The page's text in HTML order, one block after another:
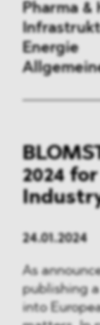
Pharma &
Energie
DMA&
2024
24.01.2024
As
publishing
into